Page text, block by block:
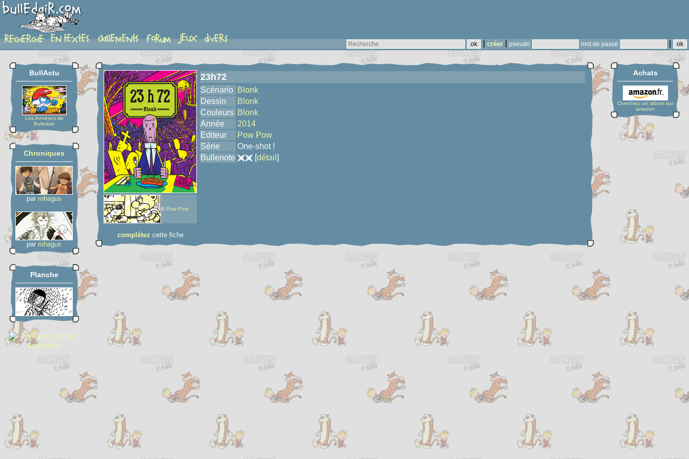
créer pseudo mot de passe
album
BullActu
Les Annexes de
Bulledair
Chroniques
par rohagus
par rohagus
Planche
© Pow Pow
complétez cette fiche
23h72
Scénario Blonk
Dessin
Blonk
Couleurs Blonk
Année
2014
Editeur
Pow Pow
Série
One-shot !
Bullenote
[détail ]
Achats
Cherchez cet album sur
amazon